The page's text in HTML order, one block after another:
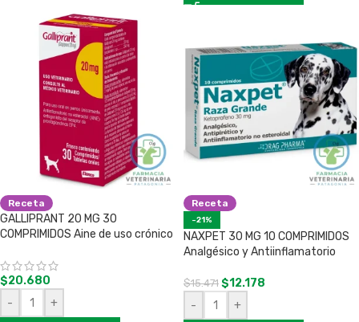
Receta
GALLIPRANT 20 MG 30
COMPRIMIDOS Aine de uso crónico
$20.680
-
+
Receta
-21%
NAXPET 30 MG 10 COMPRIMIDOS
Analgésico y Antiinflamatorio
$15.471 $12.178
- +